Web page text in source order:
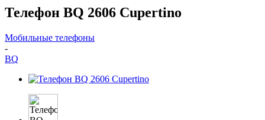
Телефон BQ 2606 Cupertino
Мобильные телефоны
-
BQ